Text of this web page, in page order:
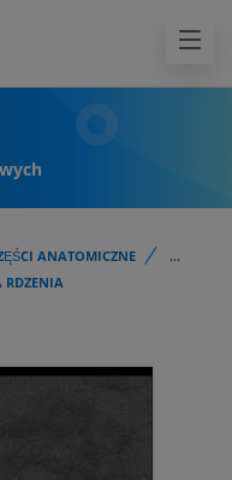
ANATOMICZNE
...
RDZENIA